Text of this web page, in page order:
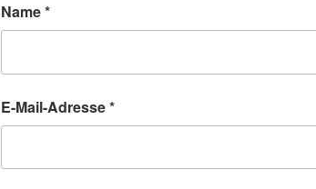
Name*
E-Mail-Adresse*